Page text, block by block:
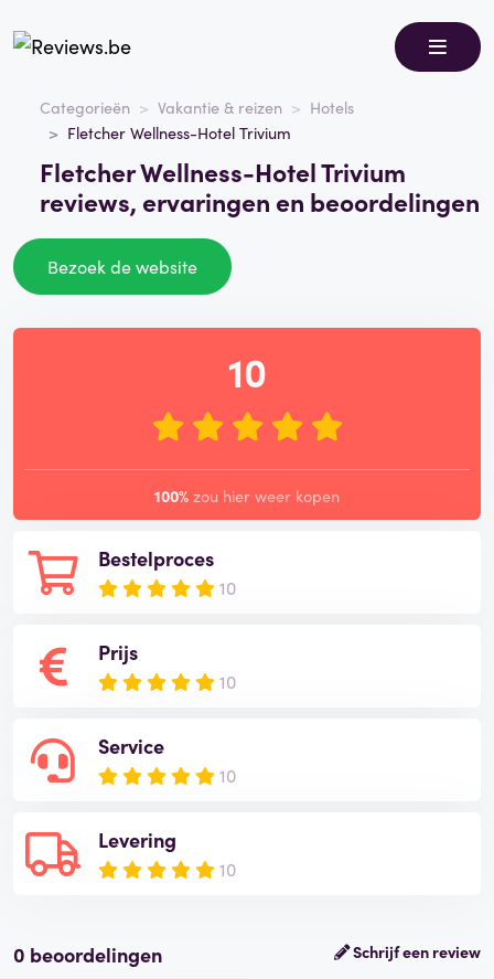
Categorieën Vakantie & reizen
Hotels
Fletcher Wellness-Hotel Trivium
Fletcher Wellness-Hotel Trivium
reviews, ervaringen en beoordelingen
Bezoek de website
Bestelproces
10
Prijs
10
Service
10
Levering
10
10
100% zou hier weer kopen
0 beoordelingen Schrijf een review